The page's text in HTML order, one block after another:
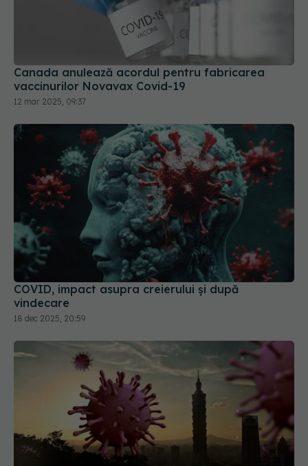
Canada anulează acordul pentru fabricarea
vaccinurilor Novavax Covid-19
12 mar 2025, 09:37
COVID, impact asupra creierului și după
vindecare
18 dec 2025, 20:59